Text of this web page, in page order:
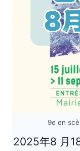
9e en
2025年8 月